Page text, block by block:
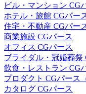
ビル・マンション CG
ホテル・旅館 CGパー
住宅・不動産 CGパー
商業施設 CGパース
オフィス CGパース
ブライダル・冠婚葬祭
飲食・レストラン CG
プロダクト CGパース
カタログ CGパース